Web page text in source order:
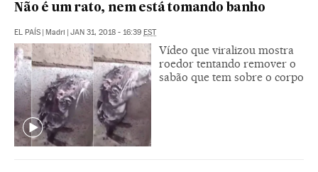
Não é um rato, nem está tomando banho
EL PAÍS | Madri | JAN 31, 2018 - 16:39 EST
Vídeo que viralizou mostra
roedor tentando remover o
sabão que tem sobre o corpo